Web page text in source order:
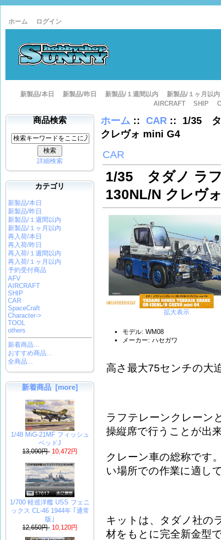
ホーム ログイン
新製品/本日 新製品/昨日 新製品/１週間以内
新製品/１ヶ月以内
AIRCRAFT
SHIP
商品検索
詳細検索
カテゴリ
新製品/本日
新製品/昨日
新製品/１週間以内
新製品/１ヶ月以内
再入荷/本日
再入荷/昨日
再入荷/１週間以内
再入荷/１ヶ月以内
予約受付商品
AFV
AIRCRAFT
SHIP
CAR
SpaceCraft
Character->
TOOL
others
新着商品...
おすすめ商品...
全商品...
新着商品 [more]
1/48 MiG-21MF フィッシュ
ベッドJ
13,090円 10,472円
1/700 軽巡洋艦 USS フェニ
ックス CL-46 1944年 ｢通常
版｣
12,650円 10,120円
ホーム :: CAR :: 1/35 タ
クレヴォ mini G4
CAR
1/35 タダノ ラ
130NL/N クレヴ
拡大表示
モデル: WM08
メーカー: ハセガワ
高さ最大75センチの大
ラフテレーンクレーン
操縦席で行うことが出
クレーン車の総称です
い場所での作業に適し
キットは、タダノ社の
材をもとに完全新金型